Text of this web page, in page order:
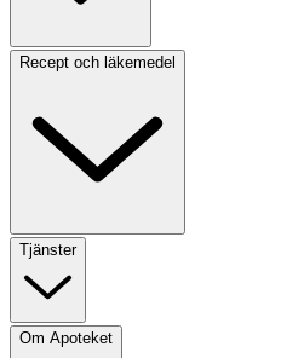
Recept och läkemedel
Tjänster
Om Apoteket